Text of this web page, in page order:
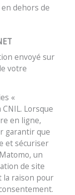
dehors de
envoyé sur
votre
«
Lorsque
en ligne,
garantir que
et sécuriser
un
de site
la raison pour